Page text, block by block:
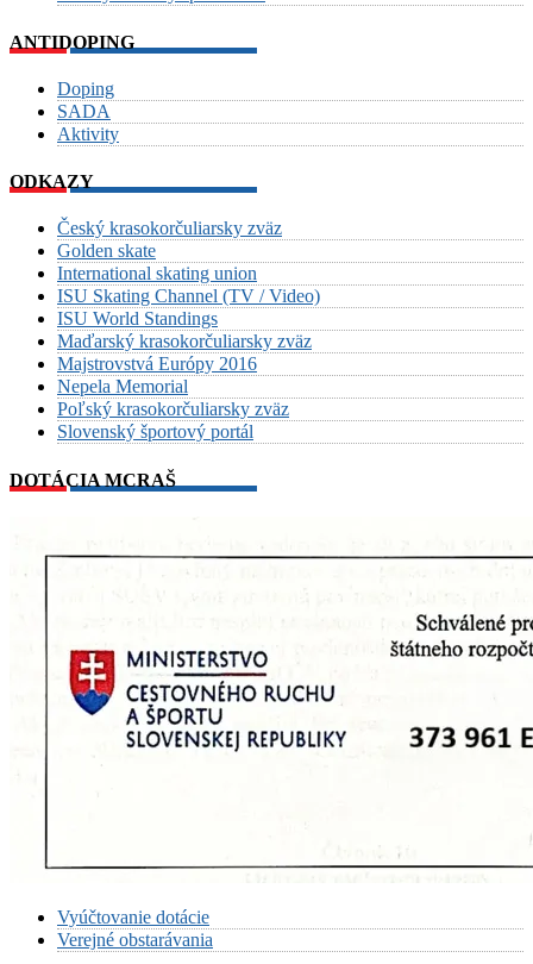
ANTIDOPING
Doping
SADA
Aktivity
ODKAZY
Český krasokorčuliarsky zväz
Golden skate
International skating union
ISU Skating Channel (TV / Video)
ISU World Standings
Maďarský krasokorčuliarsky zväz
Majstrovstvá Európy 2016
Nepela Memorial
Poľský krasokorčuliarsky zväz
Slovenský športový portál
DOTÁCIA MCRAŠ
Vyúčtovanie dotácie
Verejné obstarávania